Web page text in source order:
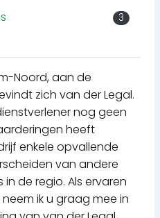
3
Noord, aan de
zich van der Legal.
nog geen
heeft
enkele opvallende
van andere
de regio. Als ervaren
ik u graag mee in